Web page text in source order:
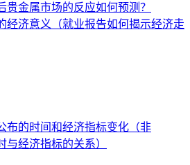
贵金属市场的反应如何预测？
经济意义（就业报告如何揭示经济走